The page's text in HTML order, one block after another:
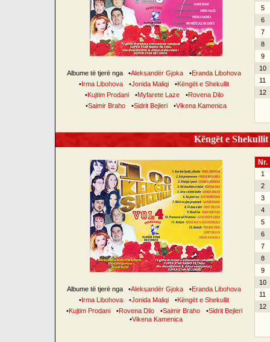
Albume të tjerë nga •Aleksandër Gjoka •Eranda Libohova
•Irma Libohova •Jonida Maliqi •Këngët e Shekullit
•Kujtim Prodani •Myfarete Laze •Rovena Dilo
•Saimir Braho •Sidrit Bejleri •Vikena Kamenica
5
6
7
8
9
10
11
12
Këngët e
Albume të tjerë nga •Aleksandër Gjoka •Eranda Libohova
•Irma Libohova •Jonida Maliqi •Këngët e Shekullit
•Kujtim Prodani •Rovena Dilo •Saimir Braho •Sidrit Bejleri
•Vikena Kamenica
Nr.
1
2
3
4
5
6
7
8
9
10
11
12